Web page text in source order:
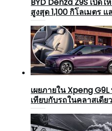
สูงสุด 1,100 กิโลเมตร
เผยภายใน Xpeng
เทียบกับรถในคลาสเดีย